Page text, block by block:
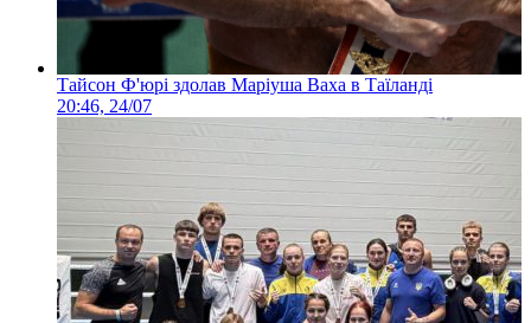
Тайсон Ф'юрі здолав Маріуша Ваха в Таїланді
20:46, 24/07